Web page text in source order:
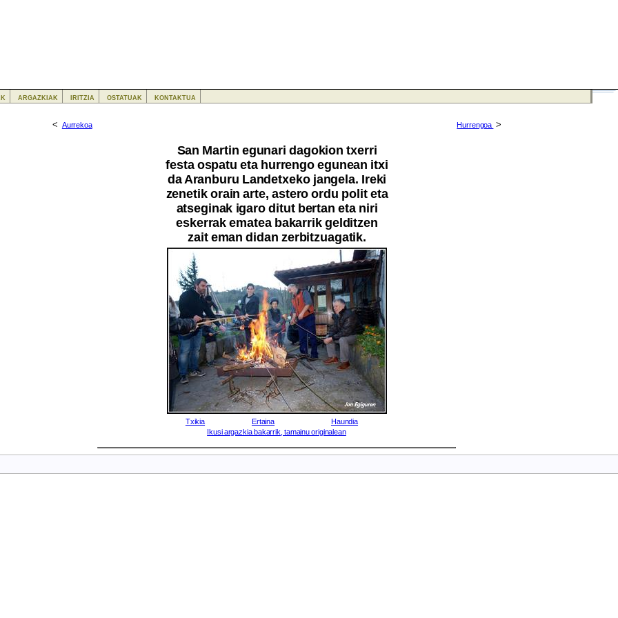
< Aurrekoa
San Martin egunari dagokion txerri
festa ospatu eta hurrengo egunean itxi
da Aranburu Landetxeko jangela. Ireki
zenetik orain arte, astero ordu polit eta
atseginak igaro ditut bertan eta niri
eskerrak ematea bakarrik gelditzen
zait eman didan zerbitzuagatik.
Hurrengoa >
Txikia Ertaina
Haundia
Ikusi argazkia bakarrik, tamainu originalean
argazkiak iritzia ostatuak kontaktua